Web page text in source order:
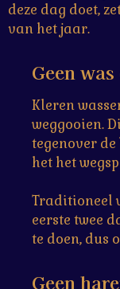
deze dag doet,
van het jaar.
Geen
Kleren
weggooien.
tegenover de
het het
Traditioneel
eerste twee
te doen, dus
Geen